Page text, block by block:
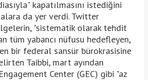
kapatılmasını istediğini
da yer verdi. Twitter
"sistematik olarak tehdit
tüm yabancı nüfusu hedefleyen,
bir federal sansür bürokrasisine
Taibbi, mart ayından
Center (GEC) gibi "az